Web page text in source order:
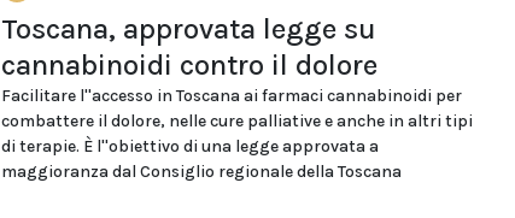
Toscana, approvata legge su
cannabinoidi contro il dolore
Facilitare l''accesso in Toscana ai farmaci cannabinoidi per
combattere il dolore, nelle cure palliative e anche in altri tipi
di terapie. È l''obiettivo di una legge approvata a
maggioranza dal Consiglio regionale della Toscana